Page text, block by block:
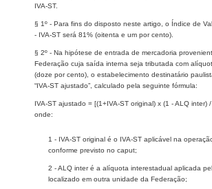
IVA-ST.
§ 1º - Para fins do disposto neste artigo, o Índice de
- IVA-ST será 81% (oitenta e um por cento).
§ 2º - Na hipótese de entrada de mercadoria
Federação cuja saída interna seja tributada com
(doze por cento), o estabelecimento destinatário
“IVA-ST ajustado”, calculado pela seguinte fórmula:
IVA-ST ajustado = [(1+IVA-ST original) x (1 - ALQ inter) /
onde:
1 - IVA-ST original é o IVA-ST aplicável na
conforme previsto no caput;
2 - ALQ inter é a alíquota interestadual aplicada
localizado em outra unidade da Federação;